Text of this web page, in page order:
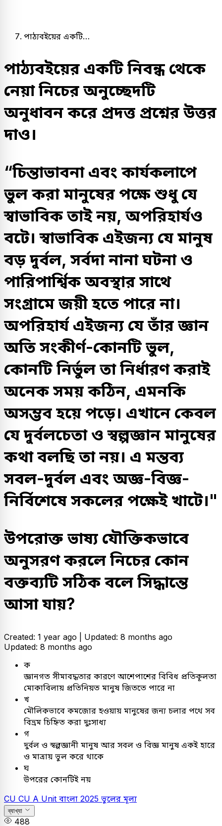
পাঠ্যবইয়ের একটি…
পাঠ্যবইয়ের একটি নিবন্ধ থেকে
নেয়া নিচের অনুচ্ছেদটি
অনুধাবন করে প্রদত্ত প্রশ্নের উত্তর
দাও।
“চিন্তাভাবনা এবং কার্যকলাপে
ভুল করা মানুষের পক্ষে শুধু যে
স্বাভাবিক তাই নয়, অপরিহার্যও
বটে। স্বাভাবিক এইজন্য যে মানুষ
বড় দুর্বল, সর্বদা নানা ঘটনা ও
পারিপার্শ্বিক অবস্থার সাথে
সংগ্রামে জয়ী হতে পারে না।
অপরিহার্য এইজন্য যে তাঁর জ্ঞান
অতি সংকীর্ণ-কোনটি ভুল,
কোনটি নির্ভুল তা নির্ধারণ করাই
অনেক সময় কঠিন, এমনকি
অসম্ভব হয়ে পড়ে। এখানে কেবল
যে দুর্বলচেতা ও স্বল্পজ্ঞান মানুষের
কথা বলছি তা নয়। এ মন্তব্য
সবল-দুর্বল এবং অজ্ঞ-বিজ্ঞ-
নির্বিশেষে সকলের পক্ষেই খাটে।"
উপরোক্ত ভাষ্য যৌক্তিকভাবে
অনুসরণ করলে নিচের কোন
বক্তব্যটি সঠিক বলে সিদ্ধান্তে
আসা যায়?
Created: 1 year ago | Updated: 8 months ago
Updated: 8 months ago
ক
জ্ঞানগত সীমাবদ্ধতার কারণে আশেপাশের বিবিধ প্রতিকূলতা
মোকাবিলায় প্রতিনিয়ত মানুষ জিততে পারে না
খ
মৌলিকভাবে কমজোর হওয়ায় মানুষের জন্য চলার পথে সব
বিভ্রম চিহ্নিত করা দুঃসাধ্য
গ
দুর্বল ও স্বল্পজ্ঞানী মানুষ আর সবল ও বিজ্ঞ মানুষ একই হারে
ও মাত্রায় ভুল করে থাকে
ঘ
উপরের কোনটিই নয়
CU CU A Unit বাংলা 2025 ভুলের মূল্য
ব্যাখ্যা
488